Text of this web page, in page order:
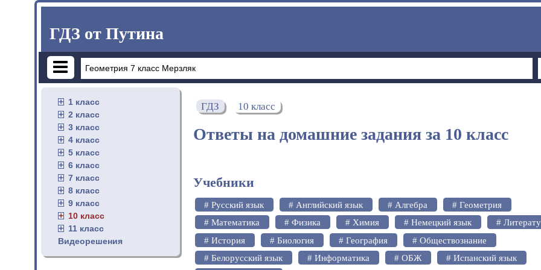
ГДЗ от Путина
1 класс
2 класс
3 класс
4 класс
5 класс
6 класс
7 класс
8 класс
9 класс
10 класс
11 класс
Видеорешения
ГДЗ 10 класс
Ответы на домашние задания за 10 класс
Учебники
# Русский язык # Английский язык # Алгебра
# Геометрия
# Математика
# Физика # Химия # Немецкий язык
#
# История
# Биология # География
# Обществознание
# Белорусский язык
# Информатика # ОБЖ
# Испанский язык